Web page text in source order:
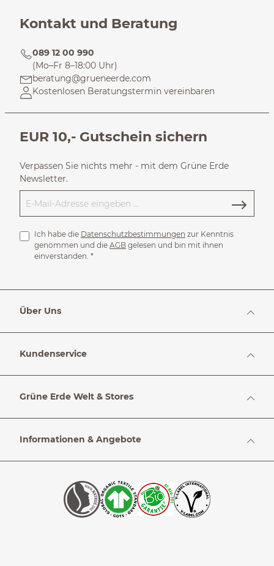
Kontakt und Beratung
089 12 00 990
(Mo–Fr 8–18:00 Uhr)
beratung@grueneerde.com
Kostenlosen Beratungstermin vereinbaren
EUR 10,- Gutschein sichern
Verpassen Sie nichts mehr - mit dem Grüne Erde
Newsletter.
Ich habe die Datenschutzbestimmungen zur Kenntnis
genommen und die AGB gelesen und bin mit ihnen
einverstanden. *
Über Uns
Kundenservice
Grüne Erde Welt & Stores
Informationen & Angebote